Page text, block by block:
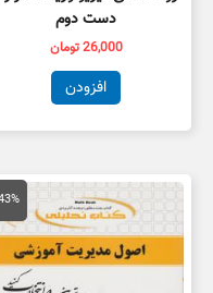
دست دوم
26,000تومان
افزودن
قیمت
اصلی
150,000 تومان
بود.